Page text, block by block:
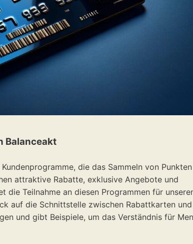
Balanceakt
die das Sammeln von Punkten
attraktive Rabatte, exklusive Angebote und
die Teilnahme an diesen Programmen für
auf die Schnittstelle zwischen Rabattkarten und
und gibt Beispiele, um das Verständnis für